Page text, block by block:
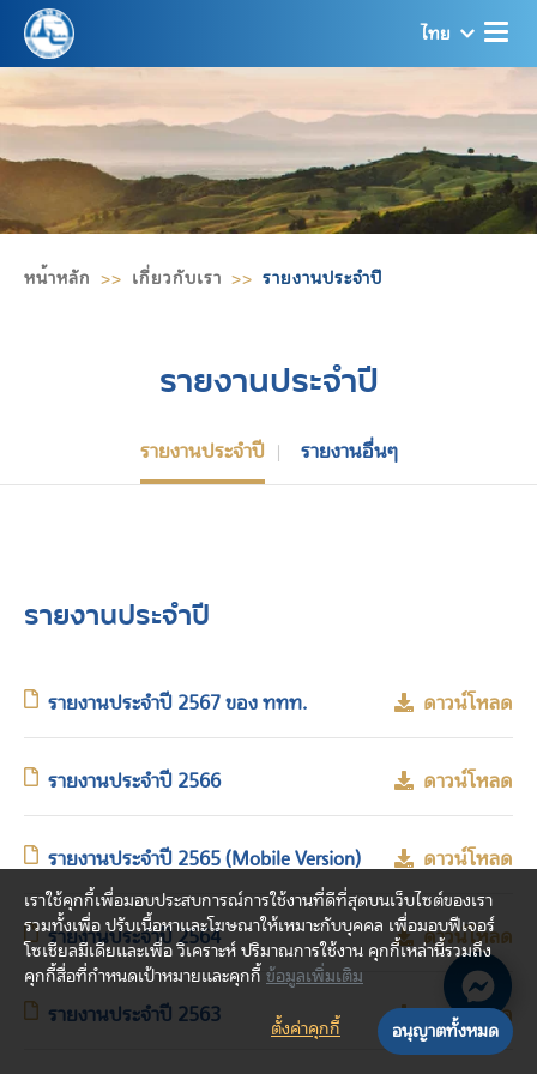
ไทย
หน้าหลัก เกี่ยวกับเรา รายงานประจำปี
รายงานประจำปี
รายงานประจำปี รายงานอื่นๆ
รายงานประจำปี
รายงานประจำปี 2567 ของ ททท. ดาวน์โหลด
รายงานประจำปี 2566 ดาวน์โหลด
รายงานประจำปี 2565 (Mobile Version) ดาวน์โหลด
รายงานประจำปี 2564 ดาวน์โหลด
รายงานประจำปี 2563 ดาวน์โหลด
เราใช้คุกกี้เพื่อมอบประสบการณ์การใช้งานที่ดีที่สุดบนเว็บไซต์ของเรา
รวมทั้งเพื่อ ปรับเนื้อหาและโฆษณาให้เหมาะกับบุคคล เพื่อมอบฟีเจอร์
โซเชียลมีเดียและเพื่อ วิเคราะห์ ปริมาณการใช้งาน คุกกี้เหล่านี้รวมถึง
คุกกี้สื่อที่กำหนดเป้าหมายและคุกกี้ ข้อมูลเพิ่มเติม
ตั้งค่าคุกกี้
อนุญาตทั้งหมด